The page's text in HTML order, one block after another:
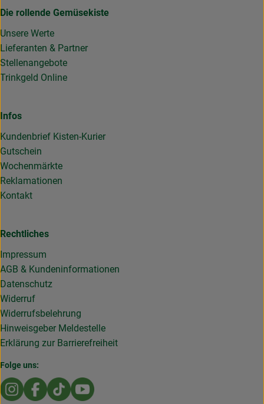
Die rollende Gemüsekiste
Unsere Werte
Lieferanten & Partner
Stellenangebote
Trinkgeld Online
Infos
Kundenbrief Kisten-Kurier
Gutschein
Wochenmärkte
Reklamationen
Kontakt
Rechtliches
Impressum
AGB & Kundeninformationen
Datenschutz
Widerruf
Widerrufsbelehrung
Hinweisgeber Meldestelle
Erklärung zur Barrierefreiheit
Folge uns:
Externer Link zu https://www.instagram.com/
Externer Link zu https://www.facebook.com/
Externer Link zu https://www.tiktok.com/
Externer Link zu https://